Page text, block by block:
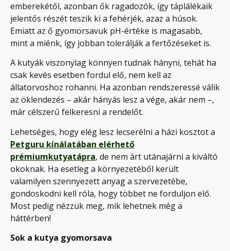
emberekétől, azonban ők ragadozók, így táplálékaik
jelentős részét teszik ki a fehérjék, azaz a húsok.
Emiatt az ő gyomorsavuk pH-értéke is magasabb,
mint a miénk, így jobban tolerálják a fertőzéseket is.
A kutyák viszonylag könnyen tudnak hányni, tehát ha
csak kevés esetben fordul elő, nem kell az
állatorvoshoz rohanni. Ha azonban rendszeressé válik
az öklendezés – akár hányás lesz a vége, akár nem –,
már célszerű felkeresni a rendelőt.
Lehetséges, hogy elég lesz lecserélni a házi kosztot a
Petguru kínálatában elérhető
prémiumkutyatápra, de nem árt utánajárni a kiváltó
okoknak. Ha esetleg a környezetéből került
valamilyen szennyezett anyag a szervezetébe,
gondoskodni kell róla, hogy többet ne forduljon elő.
Most pedig nézzük meg, mik lehetnek még a
háttérben!
Sok a kutya gyomorsava